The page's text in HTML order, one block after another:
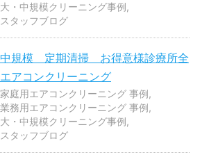
大・中規模クリーニング事例
スタッフブログ
中規模 定期清掃 お得意様診療所全
エアコンクリーニング
家庭用エアコンクリーニング 事例
業務用エアコンクリーニング 事例
大・中規模クリーニング事例
スタッフブログ